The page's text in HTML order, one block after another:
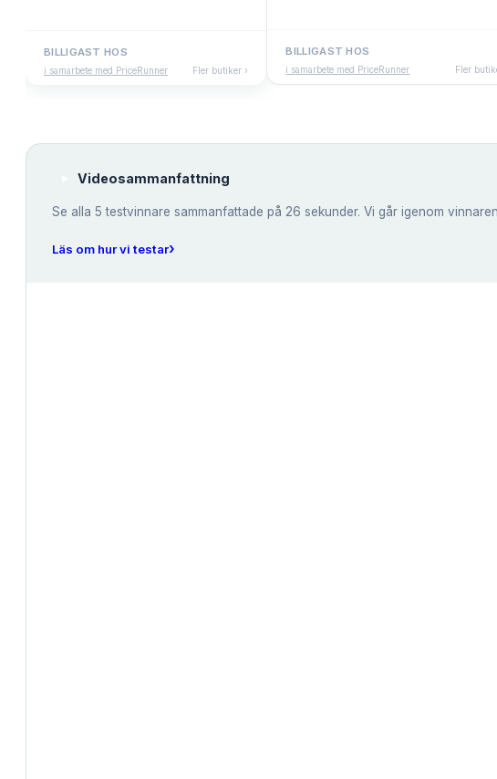
BILLIGAST HOS
i samarbete med PriceRunner Fler butiker ›
BILLIGAST HOS
i samarbete med PriceRunner Fler
Videosammanfattning
Se alla 5 testvinnare sammanfattade på 26 sekunder. Vi går igenom
Läs om hur vi testar›